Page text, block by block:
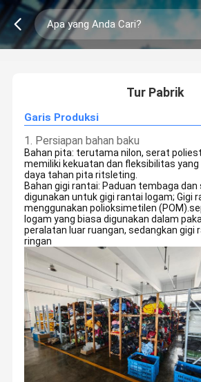
Tur Pabrik
Garis Produksi
1. Persiapan bahan baku
Bahan pita: terutama nilon, serat
memiliki kekuatan dan fleksibilitas
daya tahan pita ritsleting.
Bahan gigi rantai: Paduan tembaga dan
digunakan untuk gigi rantai logam; Gigi
menggunakan polioksimetilen
logam yang biasa digunakan dalam
peralatan luar ruangan, sedangkan gigi
ringan